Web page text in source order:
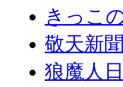
きっこ
敬天新聞
狼魔人